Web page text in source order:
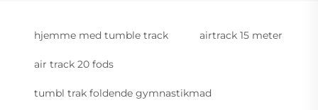
hjemme med tumble track airtrack 15 meter
air track 20 fods
tumbl trak foldende gymnastikmad